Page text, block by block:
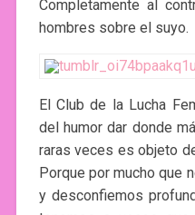
Completamente al
hombres sobre el suyo.
El Club de la Lucha
del humor dar donde
raras veces es objeto
Porque por mucho que
y desconfiemos